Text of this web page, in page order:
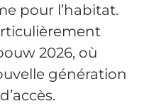
pour l’habitat.
2026, où
génération